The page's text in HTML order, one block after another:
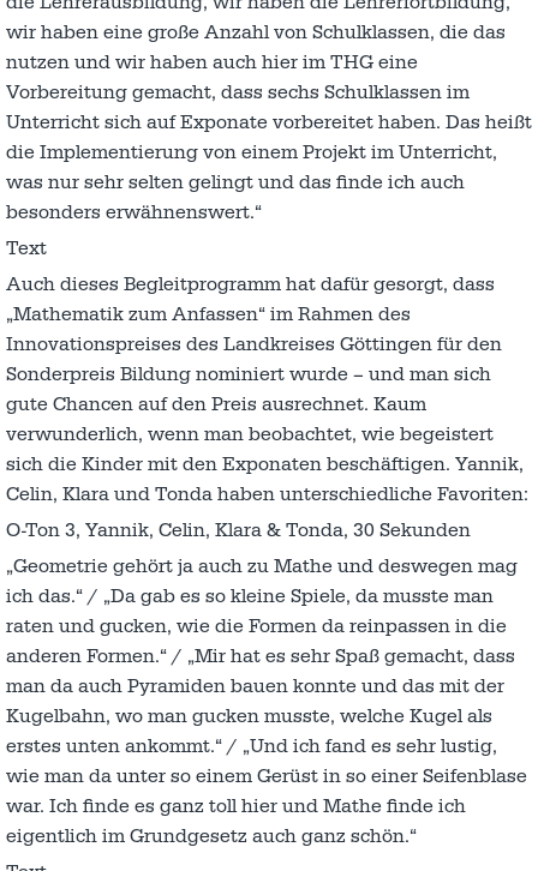
wir haben eine große Anzahl von Schulklassen, die das
nutzen und wir haben auch hier im THG eine
Vorbereitung gemacht, dass sechs Schulklassen im
Unterricht sich auf Exponate vorbereitet haben. Das heißt
die Implementierung von einem Projekt im Unterricht,
was nur sehr selten gelingt und das finde ich auch
besonders erwähnenswert.“
Text
Auch dieses Begleitprogramm hat dafür gesorgt, dass
„Mathematik zum Anfassen“ im Rahmen des
Innovationspreises des Landkreises Göttingen für den
Sonderpreis Bildung nominiert wurde – und man sich
gute Chancen auf den Preis ausrechnet. Kaum
verwunderlich, wenn man beobachtet, wie begeistert
sich die Kinder mit den Exponaten beschäftigen. Yannik,
Celin, Klara und Tonda haben unterschiedliche Favoriten:
O-Ton 3, Yannik, Celin, Klara & Tonda, 30 Sekunden
„Geometrie gehört ja auch zu Mathe und deswegen mag
ich das.“ / „Da gab es so kleine Spiele, da musste man
raten und gucken, wie die Formen da reinpassen in die
anderen Formen.“ / „Mir hat es sehr Spaß gemacht, dass
man da auch Pyramiden bauen konnte und das mit der
Kugelbahn, wo man gucken musste, welche Kugel als
erstes unten ankommt.“ / „Und ich fand es sehr lustig,
wie man da unter so einem Gerüst in so einer Seifenblase
war. Ich finde es ganz toll hier und Mathe finde ich
eigentlich im Grundgesetz auch ganz schön.“